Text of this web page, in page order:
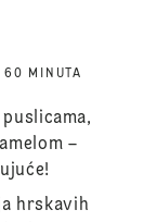
60 MINUTA
–
hrskavih